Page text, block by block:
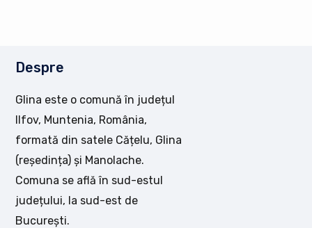
Despre
Glina este o comună în județul
Ilfov, Muntenia, România,
formată din satele Cățelu, Glina
(reședința) și Manolache.
Comuna se află în sud-estul
județului, la sud-est de
București.